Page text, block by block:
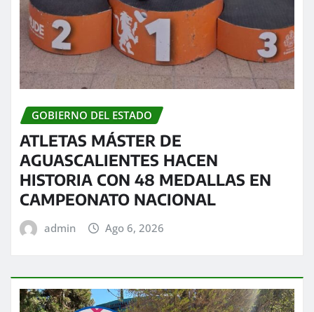
GOBIERNO DEL ESTADO
ATLETAS MÁSTER DE
AGUASCALIENTES HACEN
HISTORIA CON 48 MEDALLAS EN
CAMPEONATO NACIONAL
admin Ago 6, 2026